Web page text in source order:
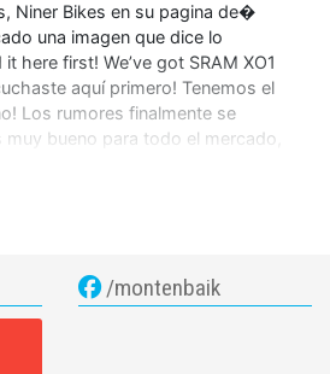
Niner Bikes en su pagina de�
una imagen que dice lo
here first! We’ve got SRAM XO1
aquí primero! Tenemos el
Los rumores finalmente se
bueno para todo el mercado,
/montenbaik